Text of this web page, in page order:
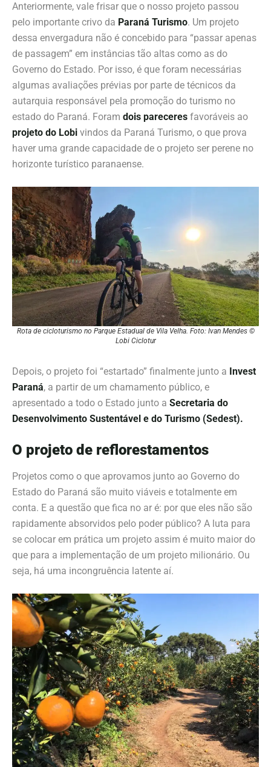
Anteriormente, vale frisar que o nosso projeto passou
pelo importante crivo da Paraná Turismo. Um projeto
dessa envergadura não é concebido para “passar apenas
de passagem” em instâncias tão altas como as do
Governo do Estado. Por isso, é que foram necessárias
algumas avaliações prévias por parte de técnicos da
autarquia responsável pela promoção do turismo no
estado do Paraná. Foram dois pareceres favoráveis ao
projeto do Lobi vindos da Paraná Turismo, o que prova
haver uma grande capacidade de o projeto ser perene no
horizonte turístico paranaense.
Rota de cicloturismo no Parque Estadual de Vila Velha. Foto: Ivan Mendes ©
Lobi Ciclotur
Depois, o projeto foi “estartado” finalmente junto a Invest
Paraná, a partir de um chamamento público, e
apresentado a todo o Estado junto a Secretaria do
Desenvolvimento Sustentável e do Turismo (Sedest).
O projeto de reflorestamentos
Projetos como o que aprovamos junto ao Governo do
Estado do Paraná são muito viáveis e totalmente em
conta. E a questão que fica no ar é: por que eles não são
rapidamente absorvidos pelo poder público? A luta para
se colocar em prática um projeto assim é muito maior do
que para a implementação de um projeto milionário. Ou
seja, há uma incongruência latente aí.